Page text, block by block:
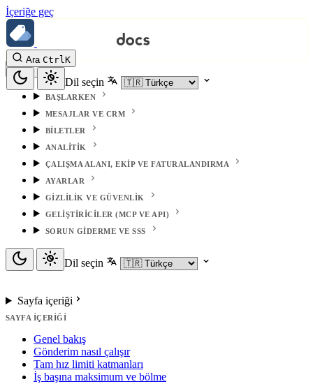
İçeriğe geç
Ara CtrlK
Dil seçin
BAŞLARKEN
MESAJLAR VE CRM
BILETLER
ANALITIK
ÇALIŞMA ALANI, EKIP VE FATURALANDIRMA
AYARLAR
GIZLILIK VE GÜVENLIK
GELIŞTIRICILER (MCP VE API)
SORUN GIDERME VE SSS
Dil seçin
Sayfa içeriği
SAYFA IÇERIĞI
Genel bakış
Gönderim nasıl çalışır
Tam hız limiti katmanları
İş başına maksimum ve bölme